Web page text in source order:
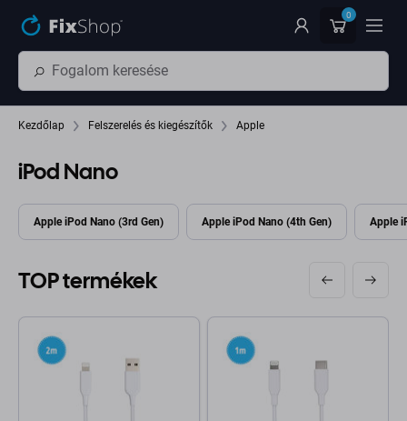
0
Kezdőlap Felszerelés és kiegészítők Apple
iPod Nano
Apple iPod Nano (3rd Gen) Apple iPod Nano (4th Gen) Apple
TOP termékek